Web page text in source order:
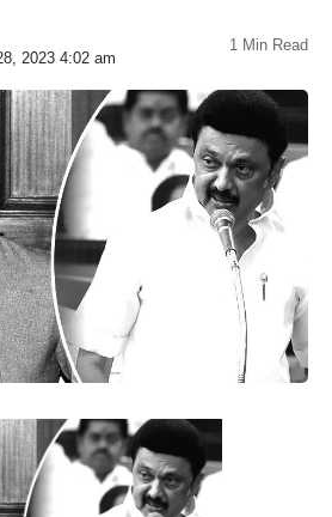
2023 4:02 am
1 Min Read